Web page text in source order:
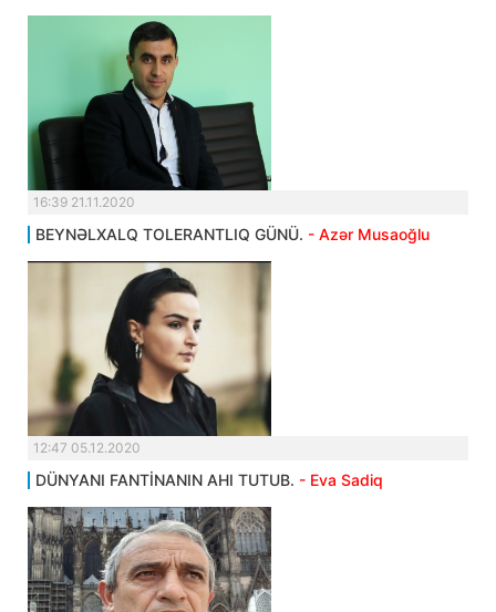
16:39 21.11.2020
BEYNƏLXALQ TOLERANTLIQ GÜNÜ. - Azər Musaoğlu
12:47 05.12.2020
DÜNYANI FANTİNANIN AHI TUTUB. - Eva Sadiq